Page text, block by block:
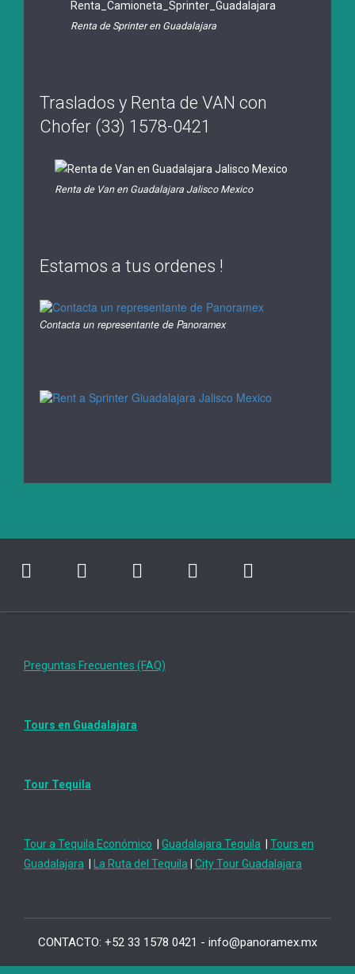
Renta de Sprinter en Guadalajara
Traslados y Renta de VAN con
Chofer (33) 1578-0421
Renta de Van en Guadalajara Jalisco Mexico
Estamos a tus ordenes !
Contacta un representante de Panoramex
Preguntas Frecuentes (FAQ)
Tours en Guadalajara
Tour Tequila
Tour a Tequila Económico Guadalajara Tequila
Tours en
Guadalajara
La Ruta del Tequila City Tour Guadalajara
CONTACTO: +52 33 1578 0421 - info@panoramex.mx